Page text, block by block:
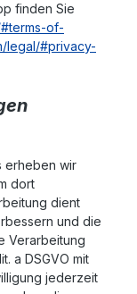
finden Sie
of-
legal/#privacy-
erheben wir
dort
dient
und die
Verarbeitung
a DSGVO mit
jederzeit